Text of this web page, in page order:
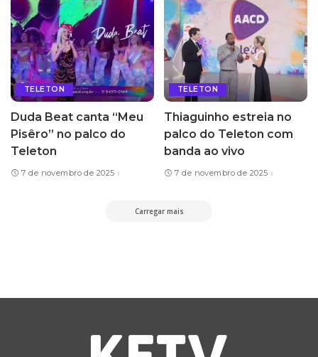
TELETON
Duda Beat canta “Meu
Pisêro” no palco do
Teleton
7 de novembro de 2025
TELETON
Thiaguinho estreia no
palco do Teleton com
banda ao vivo
7 de novembro de 2025
Carregar mais